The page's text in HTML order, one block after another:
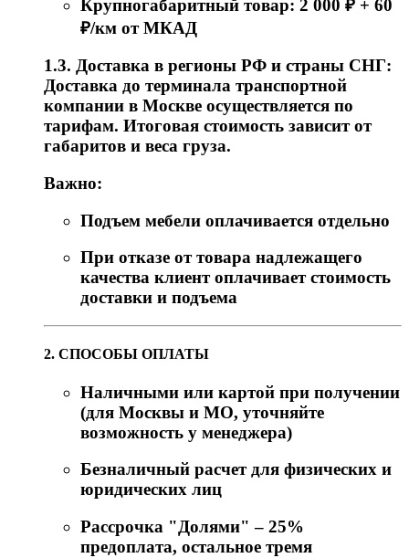
Крупногабаритный товар: 2 000 ₽ + 60
₽/км от МКАД
1.3. Доставка в регионы РФ и страны СНГ:
Доставка до терминала транспортной
компании в Москве осуществляется по
тарифам. Итоговая стоимость зависит от
габаритов и веса груза.
Важно:
Подъем мебели оплачивается отдельно
При отказе от товара надлежащего
качества клиент оплачивает стоимость
доставки и подъема
2. СПОСОБЫ ОПЛАТЫ
Наличными или картой при получении
(для Москвы и МО, уточняйте
возможность у менеджера)
Безналичный расчет для физических и
юридических лиц
Рассрочка "Долями" – 25%
предоплата, остальное тремя